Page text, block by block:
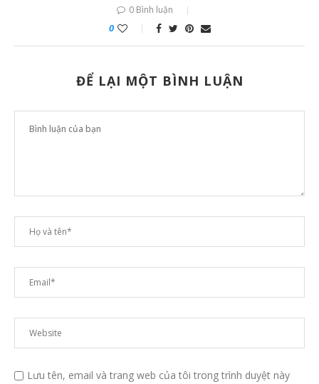
0 Bình luận
0
ĐỂ LẠI MỘT BÌNH LUẬN
Lưu tên, email và trang web của tôi trong trình duyệt này